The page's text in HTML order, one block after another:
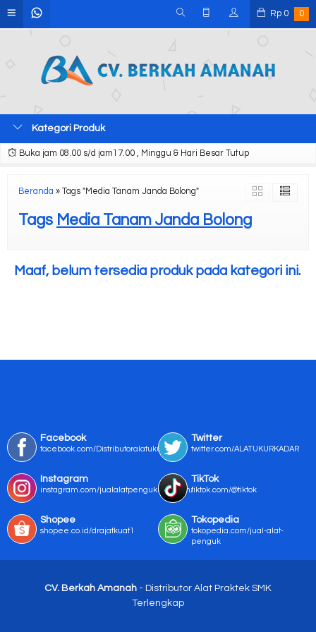
Rp 0 0
Kategori Produk
Buka jam 08.00 s/d jam17.00 , Minggu & Hari Besar Tutup
Beranda » Tags "Media Tanam Janda Bolong"
Tags Media Tanam Janda Bolong
Maaf, belum tersedia produk pada kategori ini.
Facebook
facebook.com/Distributoralatukur
Twitter
twitter.com/ALATUKURKADAR
Instagram
instagram.com/jualalatpengukurmurah/
TikTok
tiktok.com/@tiktok
Shopee
shopee.co.id/drajatkuat1
Tokopedia
tokopedia.com/jual-alat-
penguk
CV. Berkah Amanah - Distributor Alat Praktek SMK
Terlengkap